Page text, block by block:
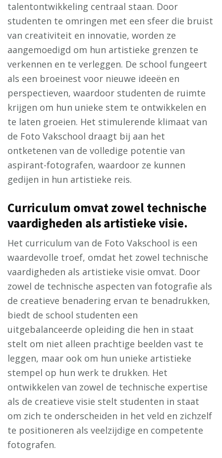
talentontwikkeling centraal staan. Door
studenten te omringen met een sfeer die bruist
van creativiteit en innovatie, worden ze
aangemoedigd om hun artistieke grenzen te
verkennen en te verleggen. De school fungeert
als een broeinest voor nieuwe ideeën en
perspectieven, waardoor studenten de ruimte
krijgen om hun unieke stem te ontwikkelen en
te laten groeien. Het stimulerende klimaat van
de Foto Vakschool draagt bij aan het
ontketenen van de volledige potentie van
aspirant-fotografen, waardoor ze kunnen
gedijen in hun artistieke reis.
Curriculum omvat zowel technische
vaardigheden als artistieke visie.
Het curriculum van de Foto Vakschool is een
waardevolle troef, omdat het zowel technische
vaardigheden als artistieke visie omvat. Door
zowel de technische aspecten van fotografie als
de creatieve benadering ervan te benadrukken,
biedt de school studenten een
uitgebalanceerde opleiding die hen in staat
stelt om niet alleen prachtige beelden vast te
leggen, maar ook om hun unieke artistieke
stempel op hun werk te drukken. Het
ontwikkelen van zowel de technische expertise
als de creatieve visie stelt studenten in staat
om zich te onderscheiden in het veld en zichzelf
te positioneren als veelzijdige en competente
fotografen.